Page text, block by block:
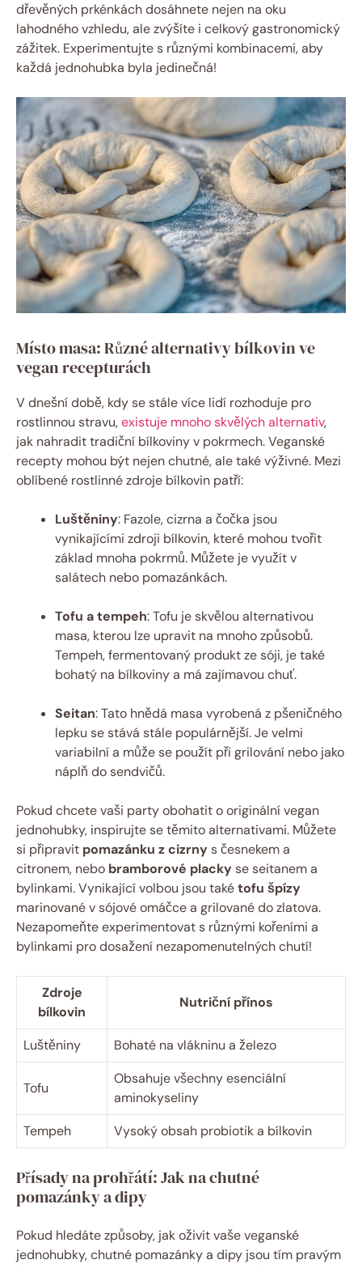
dřevěných prkénkách dosáhnete nejen na oku
lahodného vzhledu, ale zvýšíte i celkový gastronomický
zážitek. Experimentujte s různými kombinacemi, aby
každá jednohubka byla jedinečná!
Místo masa: Různé alternativy bílkovin ve
vegan recepturách
V dnešní době, kdy se stále více lidí rozhoduje pro
rostlinnou stravu,existuje mnoho skvělých alternativ,
jak nahradit tradiční bílkoviny v pokrmech. Veganské
recepty mohou být nejen chutné, ale také výživné. Mezi
oblíbené rostlinné zdroje bílkovin patří:
Luštěniny: Fazole, cizrna a čočka jsou
vynikajícími zdroji bílkovin, které mohou tvořit
základ mnoha pokrmů. Můžete je využít v
salátech nebo pomazánkách.
Tofu a tempeh: Tofu je skvělou alternativou
masa, kterou lze upravit na mnoho způsobů.
Tempeh, fermentovaný produkt ze sóji, je také
bohatý na bílkoviny a má zajímavou chuť.
Seitan: Tato hnědá masa vyrobená z pšeničného
lepku se stává stále populárnější. Je velmi
variabilní a může se použít při grilování nebo jako
náplň do sendvičů.
Pokud chcete vaši party obohatit o originální vegan
jednohubky, inspirujte se těmito alternativami. Můžete
si připravit pomazánku z cizrny s česnekem a
citronem, nebo bramborové placky se seitanem a
bylinkami. Vynikající volbou jsou takétofu špízy
marinované v sójové omáčce a grilované do zlatova.
Nezapomeňte experimentovat s různými kořeními a
bylinkami pro dosažení nezapomenutelných chutí!
Zdroje
bílkovin
Nutriční přínos
Luštěniny Bohaté na vlákninu a železo
Tofu
Obsahuje všechny esenciální
aminokyseliny
Tempeh
Vysoký obsah probiotik a bílkovin
Přísady na prohřátí: Jak na chutné
pomazánky a dipy
Pokud hledáte způsoby, jak oživit vaše veganské
jednohubky, chutné pomazánky a dipy jsou tím pravým